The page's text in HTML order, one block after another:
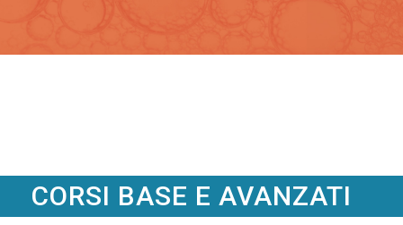
CORSI BASE E AVANZATI